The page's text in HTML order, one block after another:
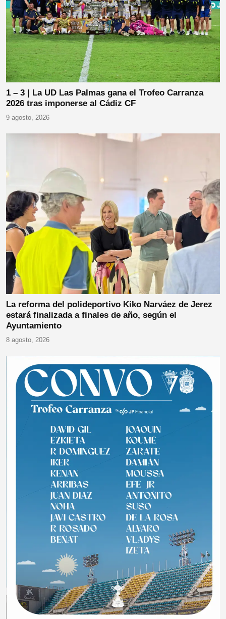
1 – 3 | La UD Las Palmas gana el Trofeo Carranza
2026 tras imponerse al Cádiz CF
9 agosto, 2026
La reforma del polideportivo Kiko Narváez de Jerez
estará finalizada a finales de año, según el
Ayuntamiento
8 agosto, 2026